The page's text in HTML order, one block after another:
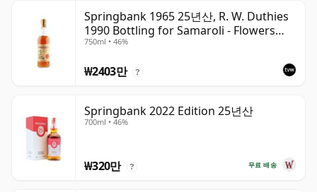
Springbank 1965 25년산, R. W. Duthies
1990 Bottling for Samaroli - Flowers
Label
750ml • 46%
₩2403만 ?
Springbank 2022 Edition 25년산
700ml • 46%
무료 배송
₩320만 ?